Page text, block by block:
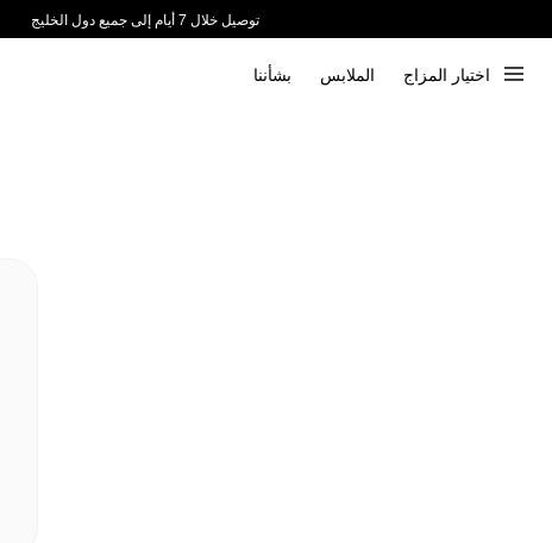
توصيل خلال 7 أيام إلى جميع دول الخليج
اختيار المزاج الملابس بشأننا